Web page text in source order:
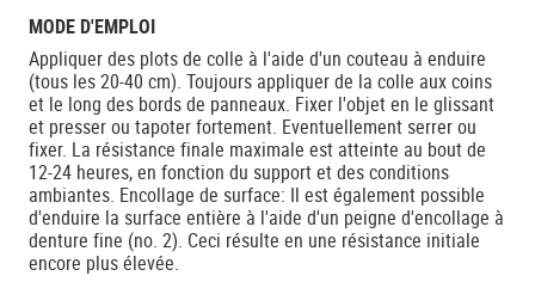
MODE D'EMPLOI
Appliquer des plots de colle à l'aide d'un couteau à enduire
(tous les 20-40 cm). Toujours appliquer de la colle aux coins
et le long des bords de panneaux. Fixer l'objet en le glissant
et presser ou tapoter fortement. Eventuellement serrer ou
fixer. La résistance finale maximale est atteinte au bout de
12-24 heures, en fonction du support et des conditions
ambiantes. Encollage de surface: Il est également possible
d'enduire la surface entière à l'aide d'un peigne d'encollage à
denture fine (no. 2). Ceci résulte en une résistance initiale
encore plus élevée.